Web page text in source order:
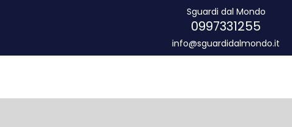
Sguardi dal Mondo
0997331255
info@sguardidalmondo.it